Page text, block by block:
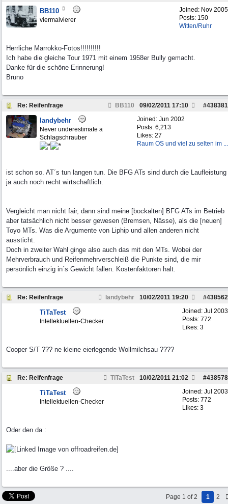
Joined: Nov 2005
Posts: 150
Witten/Ruhr
BB110
viermalvierer
Herrliche Marrokko-Fotos!!!!!!!!!!
Ich habe die gleiche Tour 1971 mit einem 1958er Bully gemacht.
Danke für die schöne Erinnerung!
Bruno
Re: Reifenfrage BB110 #438381
09/02/2011 17:10
Joined: Jun 2002
Posts: 6,213
Likes: 27
Raum OS und viel zu selten im ...
landybehr
Never underestimate a
Schlagschrauber
ist schon so. AT´s tun langen tun. Die BFG ATs sind durch die Laufleistung
ja auch noch recht wirtschaftlich.
Vergleicht man nicht fair, dann sind meine [bockalten] BFG ATs im Betrieb
aber tatsächlich nicht besser gewesen (Bremsen, Nässe), als die [neuen]
Toyo MTs. Was die Argumente von Liphip und allen anderen nicht
aussticht.
Doch in zweiter Wahl ginge also auch das mit den MTs. Wobei der
Mehrverbrauch und Reifenmehrverschleiß die Punkte sind, die mir
persönlich einzig in´s Gewicht fallen. Kostenfaktoren halt.
Re: Reifenfrage landybehr #438562
10/02/2011 19:20
Joined: Jul 2003
Posts: 772
Likes: 3
TiTaTest
Intellektuellen-Checker
Cooper S/T ??? ne kleine eierlegende Wollmilchsau ????
Re: Reifenfrage TiTaTest #438578
10/02/2011 21:02
Joined: Jul 2003
Posts: 772
Likes: 3
TiTaTest
Intellektuellen-Checker
Oder den da :
....aber die Größe ? ....
Page 1 of 2 1 2